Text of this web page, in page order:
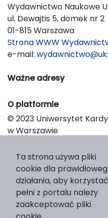
Wydawnictwo Naukowe
ul. Dewajtis 5, domek nr 2
01-815 Warszawa
Strona WWW
e-mail:
Ważne adresy
O platformie
© 2023 Uniwersytet
w Warszawie
Platform & Workflow by
Ta strona używa pliki
cookie dla
działania, aby
pełni z portalu należy
zaakceptować pliki